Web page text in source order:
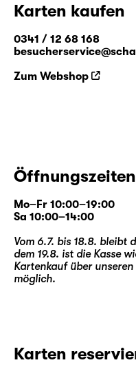
Karten kaufen
0341 / 12 68 168
Zum Webshop
Mo–Fr 10:00–19:00
Sa 10:00–14:00
Vom 6.7. bis 18.8. bleibt
dem 19.8. ist die Kasse
Kartenkauf über unseren
möglich.
Karten